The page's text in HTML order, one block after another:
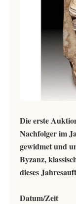
Die erste
Nachfolger im
gewidmet und
Byzanz,
dieses
Datum/Zeit